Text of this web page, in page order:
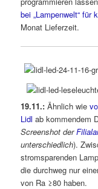
bei „Lampenwelt“ für
Monat Lieferzeit.
19.11.: Ähnlich wie
Lidl ab kommendem
Screenshot der
unterschiedlich).
stromsparenden
die durchweg nur
von Ra ≥80 haben.